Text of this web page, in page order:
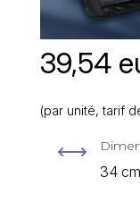
39,54
(par unité, tarif
,
34